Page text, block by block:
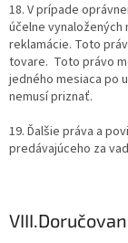
18. V prípade
účelne vynaložených
reklamácie. Toto
tovare. Toto právo
jedného mesiaca po
nemusí priznať.
19. Ďalšie práva a
predávajúceho za
VIII.